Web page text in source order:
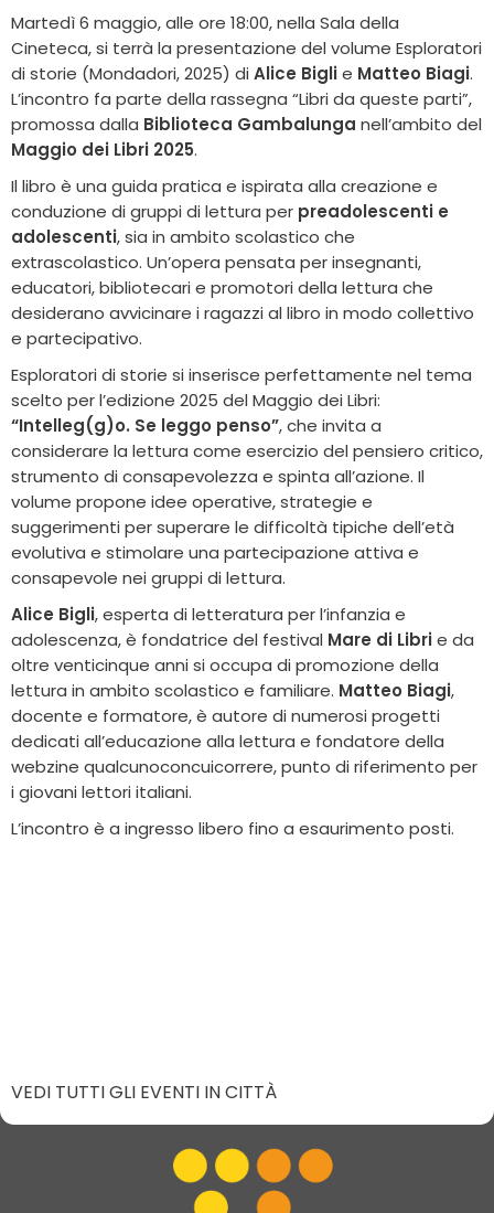
Martedì 6 maggio, alle ore 18:00, nella Sala della
Cineteca, si terrà la presentazione del volume Esploratori
di storie (Mondadori, 2025) di Alice Biglie Matteo Biagi.
L’incontro fa parte della rassegna “Libri da queste parti”,
promossa dalla Biblioteca Gambalunga nell’ambito del
Maggio dei Libri 2025.
Il libro è una guida pratica e ispirata alla creazione e
conduzione di gruppi di lettura per preadolescenti e
adolescenti, sia in ambito scolastico che
extrascolastico. Un’opera pensata per insegnanti,
educatori, bibliotecari e promotori della lettura che
desiderano avvicinare i ragazzi al libro in modo collettivo
e partecipativo.
Esploratori di storie si inserisce perfettamente nel tema
scelto per l’edizione 2025 del Maggio dei Libri:
“Intelleg(g)o. Se leggo penso”, che invita a
considerare la lettura come esercizio del pensiero critico,
strumento di consapevolezza e spinta all’azione. Il
volume propone idee operative, strategie e
suggerimenti per superare le difficoltà tipiche dell’età
evolutiva e stimolare una partecipazione attiva e
consapevole nei gruppi di lettura.
Alice Bigli, esperta di letteratura per l’infanzia e
adolescenza, è fondatrice del festival Mare di Librie da
oltre venticinque anni si occupa di promozione della
lettura in ambito scolastico e familiare. Matteo Biagi,
docente e formatore, è autore di numerosi progetti
dedicati all’educazione alla lettura e fondatore della
webzine qualcunoconcuicorrere, punto di riferimento per
i giovani lettori italiani.
L’incontro è a ingresso libero fino a esaurimento posti.
VEDI TUTTI GLI EVENTI IN CITTÀ